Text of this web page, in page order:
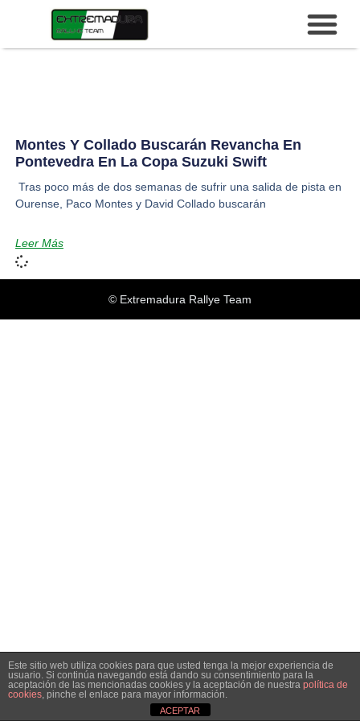
Montes Y Collado Buscarán Revancha En
Pontevedra En La Copa Suzuki Swift
Tras poco más de dos semanas de sufrir una salida de pista en
Ourense, Paco Montes y David Collado buscarán
Leer Más
© Extremadura Rallye Team
Este sitio web utiliza cookies para que usted tenga la mejor experiencia de
usuario. Si continúa navegando está dando su consentimiento para la
aceptación de las mencionadas cookies y la aceptación de nuestra política de
cookies, pinche el enlace para mayor información.
ACEPTAR